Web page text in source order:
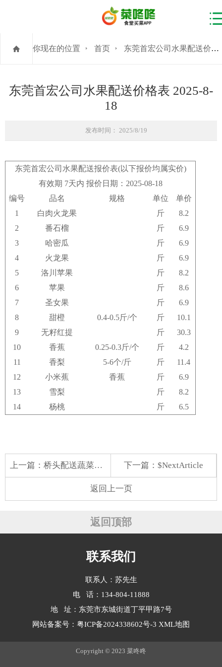
你现在的位置 首页 东莞首宏公司水果配送价格表 2025-8-18
东莞首宏公司水果配送价格表 2025-8-
18
发布时间： 2025/8/19
东莞首宏公司水果配送报价表(以下报价均属实价)
有效期 7天内 报价日期：2025-08-18
编号
品名 规格 单位
单价
1
白肉火龙果 斤
8.2
2
番石榴 斤
6.9
3
哈密瓜 斤
6.9
4
火龙果 斤
6.9
5
洛川苹果 斤
8.2
6
苹果 斤
8.6
7
圣女果 斤
6.9
8
甜橙 0.4-0.5斤/个 斤
10.1
9
无籽红提 斤
30.3
10
香蕉 0.25-0.3斤/个 斤
4.2
11
香梨 5-6个/斤 斤
11.4
12
小米蕉 香蕉 斤
6.9
13
雪梨 斤
8.2
14
杨桃 斤 6.5
上一篇： 桥头配送蔬菜价格 下一篇：$NextArticle
返回上一页
返回顶部
联系我们
联系人：苏先生
电 话：134-804-11888
地 址：东莞市东城街道丁平甲路7号
网站备案号： 粤ICP备2024338602号-3 XML地图
Copyright © 2023 菜咚咚